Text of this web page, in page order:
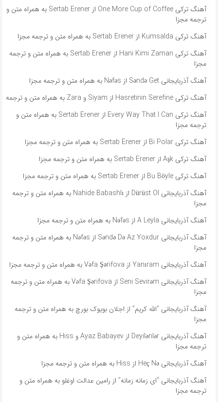
آهنگ ترکی One More Cup of Coffee از Sertab Erener به همراه متن و
ترجمه مجزا
آهنگ ترکی Kumsalda از Sertab Erener به همراه متن و ترجمه مجزا
آهنگ ترکی Hani Kimi Zaman از Sertab Erener به همراه متن و ترجمه
مجزا
آهنگ آذربایجانی Səndə Get از Nəfəs به همراه متن و ترجمه مجزا
آهنگ ترکی Hasretinin Serefine از Siyam و Zara به همراه متن و ترجمه
آهنگ ترکی Every Way That I Can از Sertab Erener به همراه متن و
ترجمه مجزا
آهنگ ترکی Bi Polar از Sertab Erener به همراه متن و ترجمه مجزا
آهنگ ترکی Aşk از Sertab Erener به همراه متن و ترجمه مجزا
آهنگ ترکی Bu Böyle از Sertab Erener به همراه متن و ترجمه مجزا
آهنگ آذربایجانی Dürüst Ol از Nahide Babashlı به همراه متن و ترجمه
مجزا
آهنگ آذربایجانی A Leyla از Nəfəs به همراه متن و ترجمه مجزا
آهنگ آذربایجانی Səndə Də Az Yoxdur از Nəfəs به همراه متن و ترجمه
مجزا
آهنگ آذربایجانی Yanıram از Vəfa Şərifova به همراه متن و ترجمه مجزا
آهنگ آذربایجانی Seni Sevirəm از Vəfa Şərifova به همراه متن و ترجمه
مجزا
آهنگ آذربایجانی “الله کریم” از اجلان بویوک بورچ به همراه متن و ترجمه
مجزا
آهنگ آذربایجانی Deyilənlər از Ayaz Babayev و Hiss به همراه متن و
ترجمه مجزا
آهنگ آذربایجانی Heç Nə از Hiss به همراه متن و ترجمه مجزا
آهنگ آذربایجانی “ای زمانه زمانه” از رامین عدالت اوغلو به همراه متن و
ترجمه مجزا